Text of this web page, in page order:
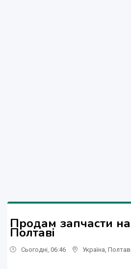
Продам запчасти
Полтаві
Сьогодні, 06:46 Україна